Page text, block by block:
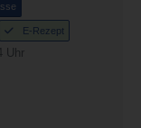
E-Rezept
Uhr